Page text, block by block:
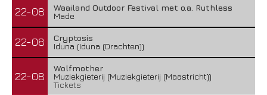
22-08
Waailand Outdoor Festival met o.a. Ruthless
Made
22-08
Cryptosis
Iduna (Iduna (Drachten))
22-08
Wolfmother
Muziekgieterij (Muziekgieterij (Maastricht))
Tickets